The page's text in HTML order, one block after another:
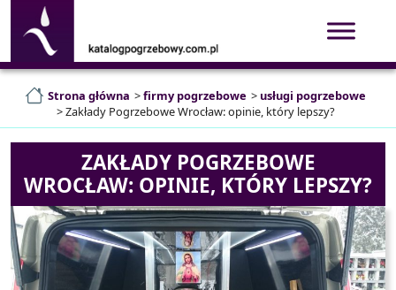
Strona główna >firmy pogrzebowe > usługi pogrzebowe
>Zakłady Pogrzebowe Wrocław: opinie, który lepszy?
ZAKŁADY POGRZEBOWE
WROCŁAW: OPINIE, KTÓRY LEPSZY?